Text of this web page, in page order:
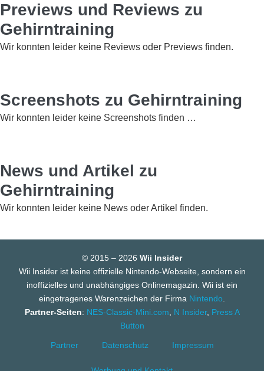
Previews und Reviews zu
Gehirntraining
Wir konnten leider keine Reviews oder Previews finden.
Screenshots zu Gehirntraining
Wir konnten leider keine Screenshots finden …
News und Artikel zu
Gehirntraining
Wir konnten leider keine News oder Artikel finden.
© 2015 – 2026 Wii Insider
Wii Insider ist keine offizielle Nintendo-Webseite, sondern ein
inoffizielles und unabhängiges Onlinemagazin. Wii ist ein
eingetragenes Warenzeichen der Firma Nintendo.
Partner-Seiten: NES-Classic-Mini.com, N Insider, Press A
Button
Partner Datenschutz Impressum